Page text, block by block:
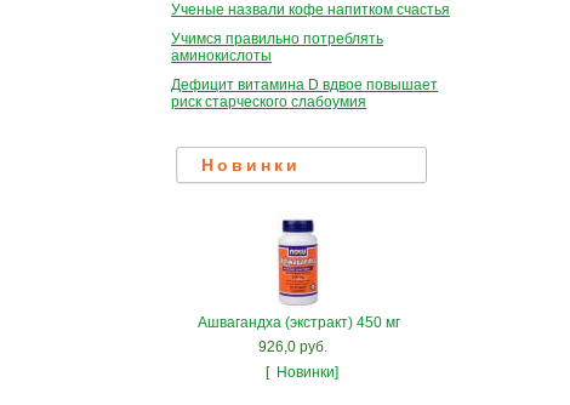
Ученые назвали кофе напитком счастья
Учимся правильно потреблять
аминокислоты
Дефицит витамина D вдвое повышает
риск старческого слабоумия
Новинки
Ашвагандха (экстракт) 450 мг
926,0 руб.
[ Новинки]